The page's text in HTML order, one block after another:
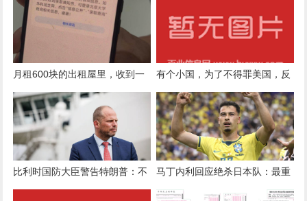
优势！
月租600块的出租屋里，收到一
条北大录取短信丨封面头条
有个小国，为了不得罪美国，反
复去得罪中国，现在怎么求都没
用了
比利时国防大臣警告特朗普：不
马丁内利回应绝杀日本队：最重
要的是帮助球队